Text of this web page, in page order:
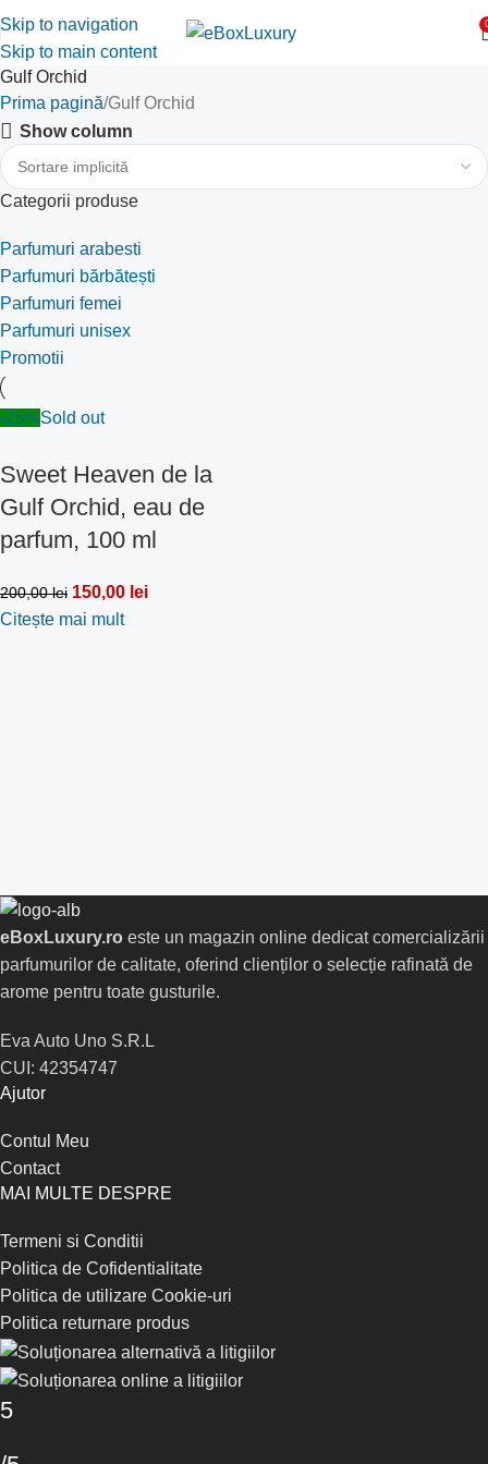
Skip to navigation
Skip to main content
Gulf Orchid
Prima pagină Gulf Orchid
Show column
Categorii produse
Parfumuri arabesti
Parfumuri bărbătești
Parfumuri femei
Parfumuri unisex
Promotii
-25%Sold out
Sweet Heaven de la
Gulf Orchid, eau de
parfum, 100 ml
200,00lei 150,00 lei
Citește mai mult
eBoxLuxury.ro este un magazin online dedicat comercializării
parfumurilor de calitate, oferind clienților o selecție rafinată de
arome pentru toate gusturile.
Eva Auto Uno S.R.L
CUI: 42354747
Ajutor
Contul Meu
Contact
MAI MULTE DESPRE
Termeni si Conditii
Politica de Cofidentialitate
Politica de utilizare Cookie-uri
Politica returnare produs
5